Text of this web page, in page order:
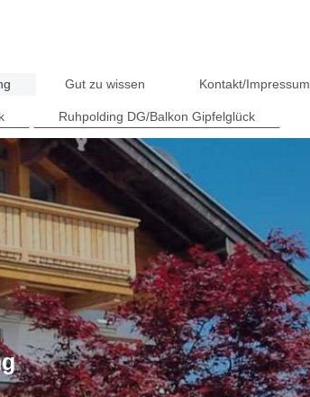
Gut zu wissen Kontakt/Impressum
Ruhpolding DG/Balkon Gipfelglück